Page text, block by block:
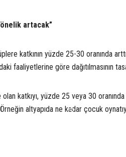
artacak”
katkının yüzde 25-30 oranında
faaliyetlerine göre dağıtılmasının
katkıyı, yüzde 25 veya 30
Örneğin altyapıda ne kadar çocuk
S